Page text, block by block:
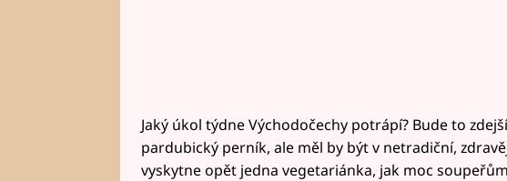
Jaký úkol týdne Východočechy potrápí? Bude to
pardubický perník, ale měl by být v netradiční,
vyskytne opět jedna vegetariánka, jak moc